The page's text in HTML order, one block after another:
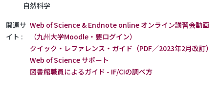
自然科学
関連サ
イト
Web of Science & Endnote online オンライン講習会動画
（九州大学Moodle・要ログイン）
クイック・レファレンス・ガイド（PDF／2023年2月改訂）
Web of Science サポート
図書館職員によるガイド - IF/CIの調べ方